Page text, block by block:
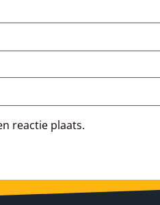
reactie plaats.